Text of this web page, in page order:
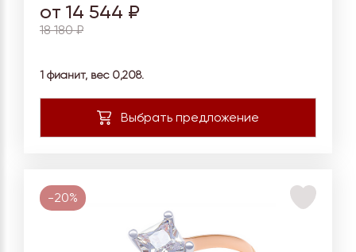
от 14 544 ₽
18 180 ₽
1 фианит, вес 0,208.
-20%